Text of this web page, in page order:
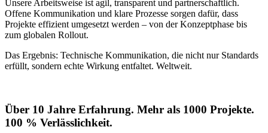
Unsere Arbeitsweise ist agil, transparent und partnerschaftlich.
Offene Kommunikation und klare Prozesse sorgen dafür, dass
Projekte effizient umgesetzt werden – von der Konzeptphase bis
zum globalen Rollout.
Das Ergebnis: Technische Kommunikation, die nicht nur Standards
erfüllt, sondern echte Wirkung entfaltet. Weltweit.
Über 10 Jahre Erfahrung. Mehr als 1000 Projekte.
100 % Verlässlichkeit.